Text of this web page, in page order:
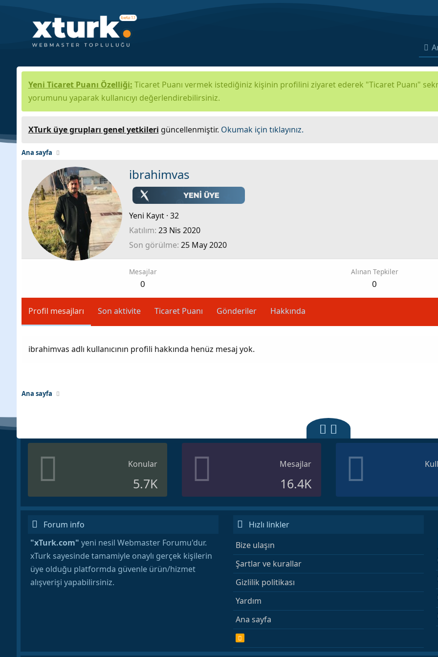
Yeni Ticaret Puanı Özelliği: Ticaret Puanı vermek istediğiniz kişinin profilini ziyaret ederek "Ticaret Puanı"
yorumunu yaparak kullanıcıyı değerlendirebilirsiniz.
XTurk üye grupları genel yetkileri güncellenmiştir. Okumak için tıklayınız.
Ana sayfa
ibrahimvas
Yeni Kayıt · 32
Katılım 23 Nis 2020
Son görülme 25 May 2020
Mesajlar
0
Alınan Tepkiler
0
Profil mesajları Son aktivite Ticaret Puanı Gönderiler Hakkında
ibrahimvas adlı kullanıcının profili hakkında henüz mesaj yok.
Ana sayfa
Konular
5.7K
Mesajlar
16.4K
Forum info
"xTurk.com" yeni nesil Webmaster Forumu'dur.
xTurk sayesinde tamamiyle onaylı gerçek kişilerin
üye olduğu platformda güvenle ürün/hizmet
alışverişi yapabilirsiniz.
Hızlı linkler
Bize ulaşın
Şartlar ve kurallar
Gizlilik politikası
Yardım
Ana sayfa
R
S
S